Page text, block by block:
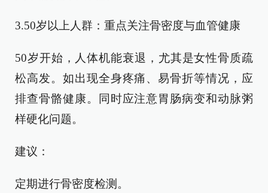
3.50岁以上人群：重点关注骨密度与血管健康
50岁开始，人体机能衰退，尤其是女性骨质疏
松高发。如出现全身疼痛、易骨折等情况，应
排查骨骼健康。同时应注意胃肠病变和动脉粥
样硬化问题。
建议：
定期进行骨密度检测。